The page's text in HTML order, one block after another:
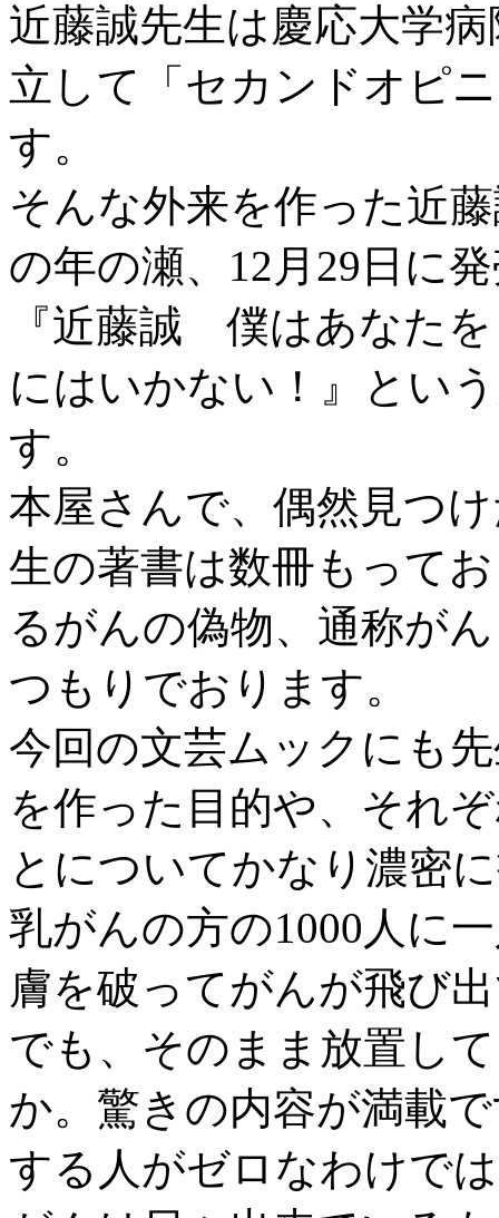
近藤誠先生は慶応大学
立して「セカンドオピ
す。
そんな外来を作った近
の年の瀬、12月29日に
『近藤誠 僕はあなた
にはいかない！』とい
す。
本屋さんで、偶然見つ
生の著書は数冊もって
るがんの偽物、通称が
つもりでおります。
今回の文芸ムックにも
を作った目的や、それ
とについてかなり濃密
乳がんの方の1000人に
膚を破ってがんが飛び
でも、そのまま放置し
か。驚きの内容が満載
する人がゼロなわけで